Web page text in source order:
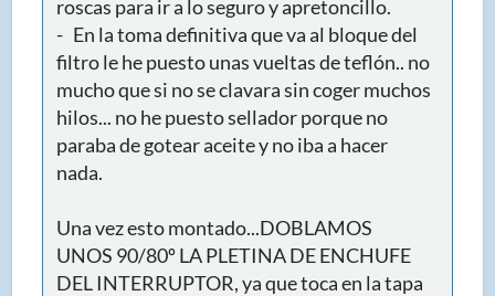
roscas para ir a lo seguro y apretoncillo.
- En la toma definitiva que va al bloque del
filtro le he puesto unas vueltas de teflón.. no
mucho que si no se clavara sin coger muchos
hilos... no he puesto sellador porque no
paraba de gotear aceite y no iba a hacer
nada.
Una vez esto montado...DOBLAMOS
UNOS 90/80º LA PLETINA DE ENCHUFE
DEL INTERRUPTOR, ya que toca en la tapa